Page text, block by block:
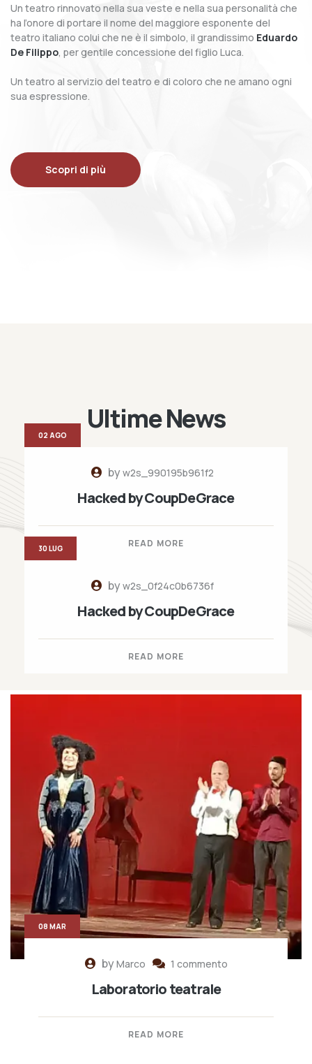
Un teatro rinnovato nella sua veste e nella sua personalità che
ha l’onore di portare il nome del maggiore esponente del
teatro italiano colui che ne è il simbolo, il grandissimo Eduardo
De Filippo, per gentile concessione del figlio Luca.
Un teatro al servizio del teatro e di coloro che ne amano ogni
sua espressione.
Scopri di più
Ultime News
byw2s_990195b961f2
Hacked by CoupDeGrace
READ MORE
02 AGO
byw2s_0f24c0b6736f
Hacked by CoupDeGrace
READ MORE
30 LUG
byMarco 1 commento
Laboratorio teatrale
READ MORE
08 MAR